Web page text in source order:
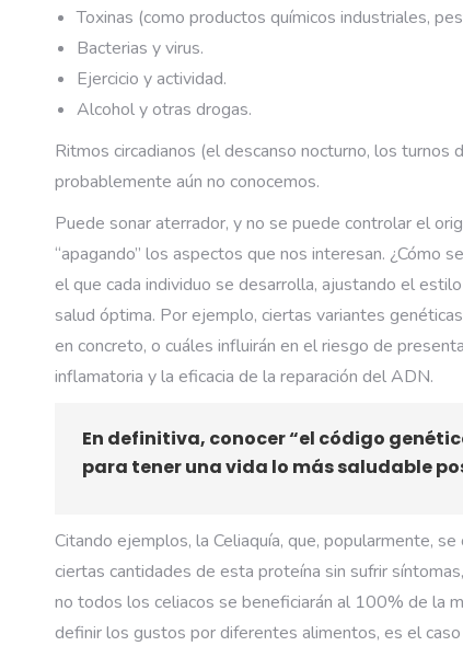
Toxinas (como productos químicos industriales,
Bacterias y virus.
Ejercicio y actividad.
Alcohol y otras drogas.
Ritmos circadianos (el descanso nocturno, los
probablemente aún no conocemos.
Puede sonar aterrador, y no se puede controlar el
“apagando” los aspectos que nos interesan. ¿Cómo
el que cada individuo se desarrolla, ajustando el
salud óptima. Por ejemplo, ciertas variantes
en concreto, o cuáles influirán en el riesgo de
inflamatoria y la eficacia de la reparación del ADN.
En definitiva, conocer “el código
para tener una vida lo más saludable
Citando ejemplos, la Celiaquía, que, popularmente,
ciertas cantidades de esta proteína sin sufrir
no todos los celiacos se beneficiarán al 100% de la
definir los gustos por diferentes alimentos, es el